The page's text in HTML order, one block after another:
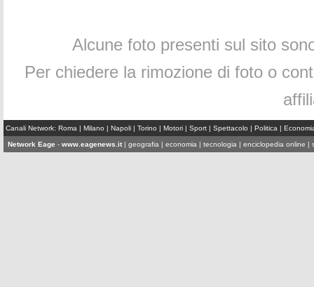
Alcune foto presenti sul sito
Per chiedere la rimozione di foto o
Canali Network: Roma | Milano | Napoli | Torino | Motori | Sport | Spettacolo | Politica |
Network Eage - www.eagenews.it | geografia | economia | tecnologia | enciclopedia online |